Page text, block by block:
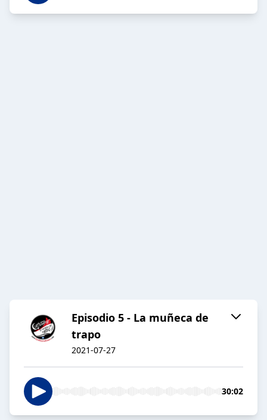
Episodio 5 - La muñeca de
trapo
2021-07-27
30:02